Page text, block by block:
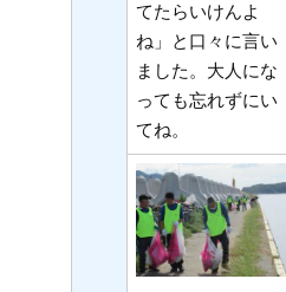
てたらいけんよ
ね」と口々に言い
ました。大人にな
っても忘れずにい
てね。